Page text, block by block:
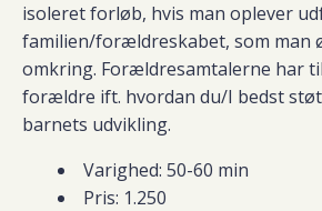
isoleret forløb, hvis man oplever
familien/forældreskabet, som man
omkring. Forældresamtalerne har
forældre ift. hvordan du/I bedst
barnets udvikling.
Varighed: 50-60 min
Pris: 1.250